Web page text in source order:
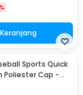
Sports Quick
Poliester Cap -